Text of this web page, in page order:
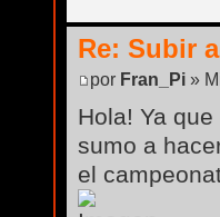
Re: Subir
por Fran_Pi »
Hola! Ya
sumo a
el